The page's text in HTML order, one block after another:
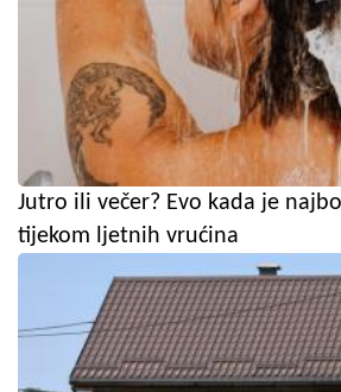
Jutro ili večer? Evo kada je
tijekom ljetnih vrućina